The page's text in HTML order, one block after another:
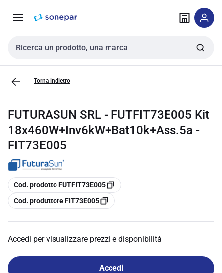
navigazione alla
Cerca input
Torna indietro
FUTURASUN SRL - FUTFIT73E005 Kit
18x460W+Inv6kW+Bat10k+Ass.5a -
FIT73E005
copia
Cod. prodotto FUTFIT73E005
copia
Cod. produttore FIT73E005
Accedi per visualizzare prezzi e disponibilità
Accedi